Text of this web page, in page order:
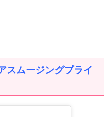
スムージングプライ